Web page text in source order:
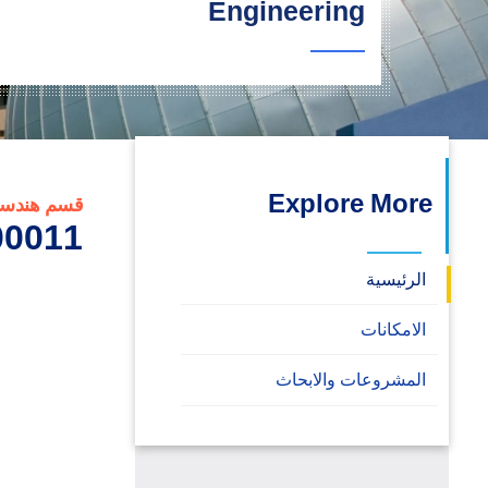
التدريب والخدمة المجتمعية
الإستشارات
Engineering
Explore More
الرئيسية
الامكانات
المشروعات والابحاث
قسم هندسة